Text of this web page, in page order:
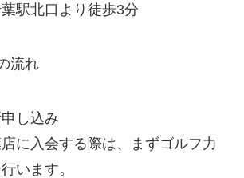
駅北口より徒歩3分
流れ
し込み
に入会する際は、まずゴルフ力
います。